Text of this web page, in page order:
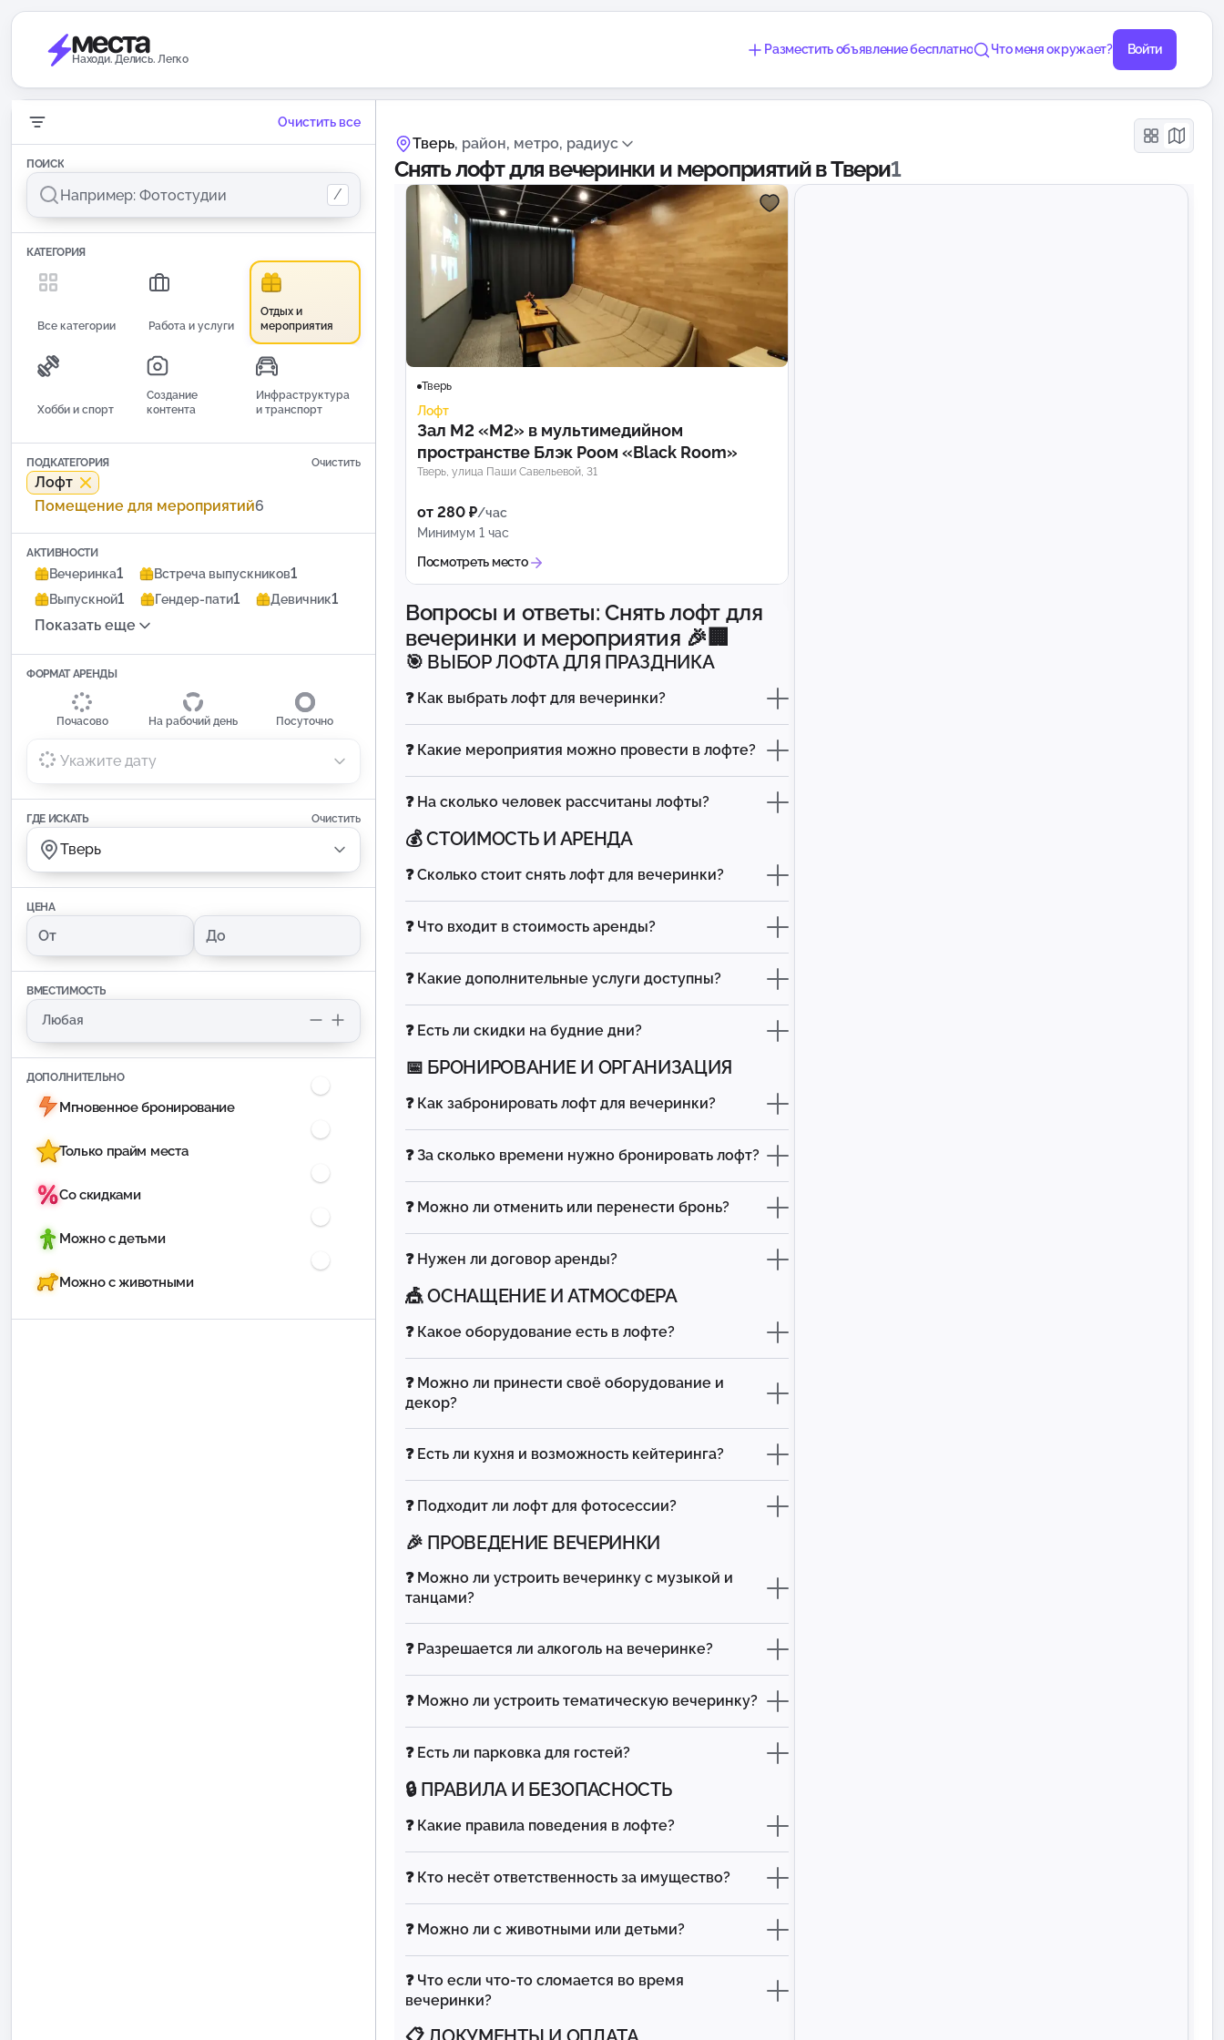
Находи. Делись. Легко
Разместить объявление бесплатно Что меня окружает? Войти
Очистить все
ПОИСК
/
КАТЕГОРИЯ
Все категории Работа и услуги
Отдых и
мероприятия
Хобби и спорт
Создание
контента
Инфраструктура
и транспорт
ПОДКАТЕГОРИЯ Очистить
Лофт
Помещение для мероприятий6
АКТИВНОСТИ
Вечеринка1 Встреча выпускников1
Выпускной1 Гендер-пати1 Девичник1
Показать еще
ФОРМАТ АРЕНДЫ
Почасово На рабочий день Посуточно
Укажите дату
ГДЕ ИСКАТЬ Очистить
Тверь
ЦЕНА
ВМЕСТИМОСТЬ
ДОПОЛНИТЕЛЬНО
Мгновенное бронирование
Только прайм места
Со скидками
Можно с детьми
Можно с животными
Тверь, район, метро, радиус
Снять лофт для вечеринки и мероприятий в Твери1
Тверь
Лофт
Зал М2 «M2» в мультимедийном
пространстве Блэк Роом «Black Room»
Тверь, улица Паши Савельевой, 31
от 280 ₽/час
Минимум 1 час
Посмотреть место
Вопросы и ответы: Снять лофт для
вечеринки и мероприятия 🎉🏢
🎯 ВЫБОР ЛОФТА ДЛЯ ПРАЗДНИКА
❓ Как выбрать лофт для вечеринки?
❓ Какие мероприятия можно провести в лофте?
❓ На сколько человек рассчитаны лофты?
💰 СТОИМОСТЬ И АРЕНДА
❓ Сколько стоит снять лофт для вечеринки?
❓ Что входит в стоимость аренды?
❓ Какие дополнительные услуги доступны?
❓ Есть ли скидки на будние дни?
📅 БРОНИРОВАНИЕ И ОРГАНИЗАЦИЯ
❓ Как забронировать лофт для вечеринки?
❓ За сколько времени нужно бронировать лофт?
❓ Можно ли отменить или перенести бронь?
❓ Нужен ли договор аренды?
🎪 ОСНАЩЕНИЕ И АТМОСФЕРА
❓ Какое оборудование есть в лофте?
❓ Можно ли принести своё оборудование и
декор?
❓ Есть ли кухня и возможность кейтеринга?
❓ Подходит ли лофт для фотосессии?
🎉 ПРОВЕДЕНИЕ ВЕЧЕРИНКИ
❓ Можно ли устроить вечеринку с музыкой и
танцами?
❓ Разрешается ли алкоголь на вечеринке?
❓ Можно ли устроить тематическую вечеринку?
❓ Есть ли парковка для гостей?
🔒 ПРАВИЛА И БЕЗОПАСНОСТЬ
❓ Какие правила поведения в лофте?
❓ Кто несёт ответственность за имущество?
❓ Можно ли с животными или детьми?
❓ Что если что-то сломается во время
вечеринки?